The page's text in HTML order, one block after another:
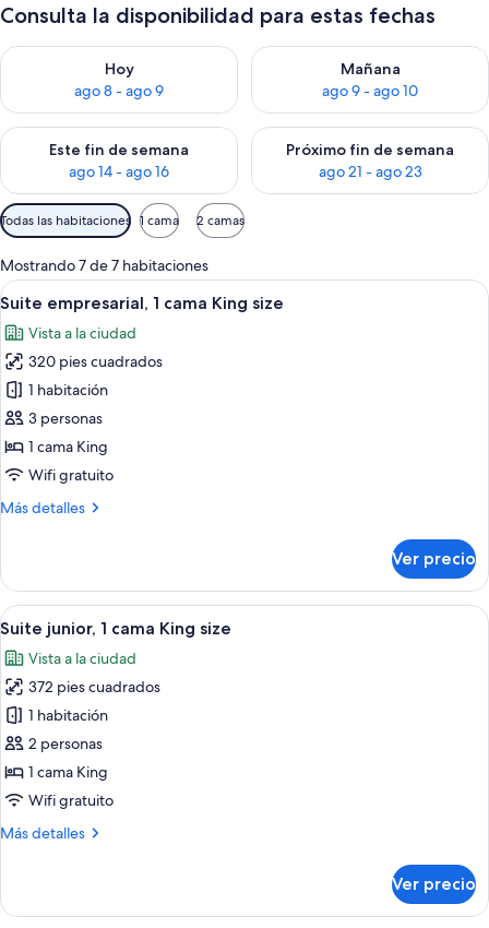
Consulta la disponibilidad para estas fechas
Hoy
ago 8 - ago 9
Consulta la disponibilidad para hoy ago 8 - ago 9
Mañana
ago 9 - ago 10
Consulta la disponibilidad
Este fin de semana
ago 14 - ago 16
Consulta la disponibilidad para este fin de semana ago 14 -
Próximo fin de semana
ago 21 - ago 23
Consulta la disponibilidad
Filtros
disponibles
para
las
habitaciones
Todas las habitaciones 1 cama 2 camas
Mostrando 7 de 7 habitaciones
Abrir
todas
las
fotos
de
Suite
empresarial,
1
King
Una habitación de hotel moderna
7
Suite empresarial, 1 cama King size
Vista a la ciudad
320 pies cuadrados
1 habitación
3 personas
1 cama King
Wifi gratuito
Más detalles
Más
empresarial,
cama
size
Ver precio
Abrir
todas
las
fotos
de
Suite
junior,
1
King
Una habitación de hotel moderna
4
Suite junior, 1 cama King size
Vista a la ciudad
372 pies cuadrados
1 habitación
2 personas
1 cama King
Wifi gratuito
Más detalles
Más
junior,
Ver precio